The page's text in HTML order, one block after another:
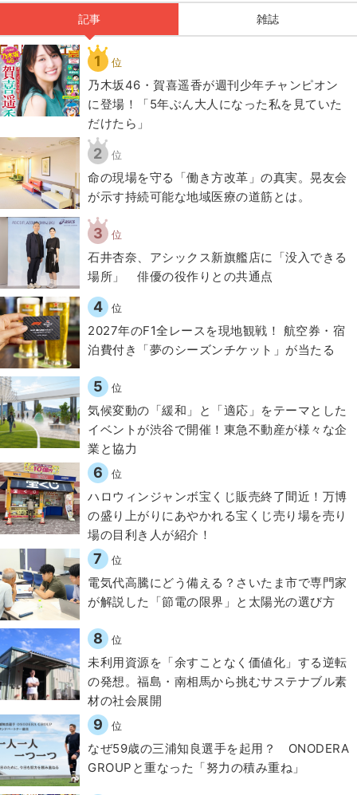
記事 雑誌
1 位
乃木坂46・賀喜遥香が週刊少年チャンピオン
に登場！「5年ぶん大人になった私を見ていた
だけたら」
2 位
​命の現場を守る「働き方改革」の真実。晃友会
が示す持続可能な地域医療の道筋とは。
3 位
石井杏奈、アシックス新旗艦店に「没入できる
場所」 俳優の役作りとの共通点
4 位
2027年のF1全レースを現地観戦！ 航空券・宿
泊費付き「夢のシーズンチケット」が当たる
5 位
気候変動の「緩和」と「適応」をテーマとした
イベントが渋谷で開催！東急不動産が様々な企
業と協力
6 位
ハロウィンジャンボ宝くじ販売終了間近！万博
の盛り上がりにあやかれる宝くじ売り場を売り
場の目利き人が紹介！
7 位
電気代高騰にどう備える？さいたま市で専門家
が解説した「節電の限界」と太陽光の選び方
8 位
​​未利用資源を「余すことなく価値化」する逆転
の発想。福島・南相馬から挑むサステナブル素
材の社会展開​
9 位
なぜ59歳の三浦知良選手を起用？ ONODERA
GROUPと重なった「努力の積み重ね」